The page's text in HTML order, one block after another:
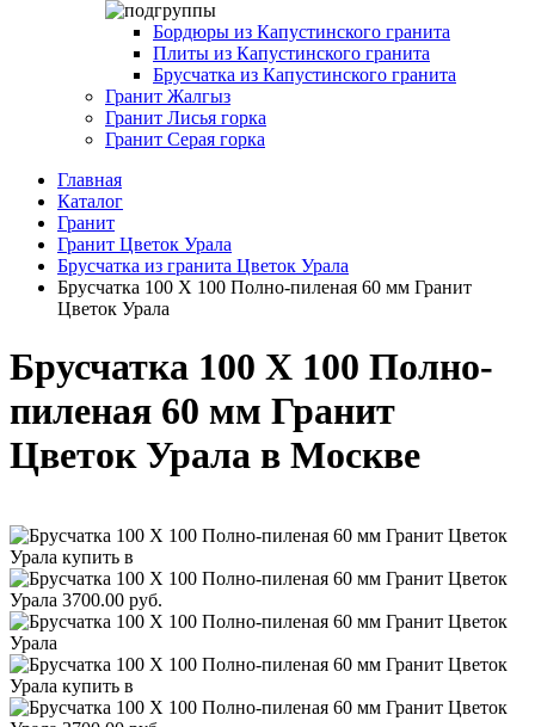
Бордюры из Капустинского гранита
Плиты из Капустинского гранита
Брусчатка из Капустинского гранита
Гранит Жалгыз
Гранит Лисья горка
Гранит Серая горка
Главная
Каталог
Гранит
Гранит Цветок Урала
Брусчатка из гранита Цветок Урала
Брусчатка 100 Х 100 Полно-пиленая 60 мм Гранит
Цветок Урала
Брусчатка 100 Х 100 Полно-
пиленая 60 мм Гранит
Цветок Урала в Москве